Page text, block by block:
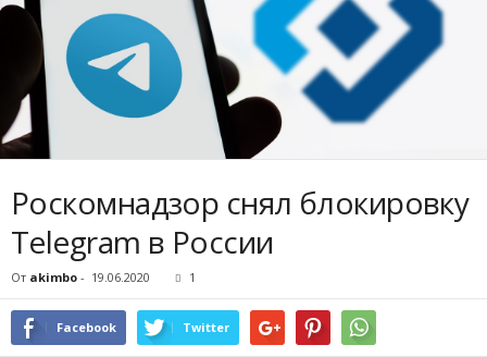
Роскомнадзор снял блокировку
Telegram в России
От akimbo - 19.06.2020 1
Facebook Twitter